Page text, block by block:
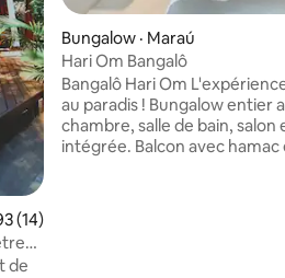
moyenne de 4,93 sur 5, 14
(14)
de
Bungalow · Maraú
Hari Om Bangalô
Bangalô Hari Om
au paradis ! Bungalow entier
chambre, salle de bain, salon
intégrée. Balcon avec hamac